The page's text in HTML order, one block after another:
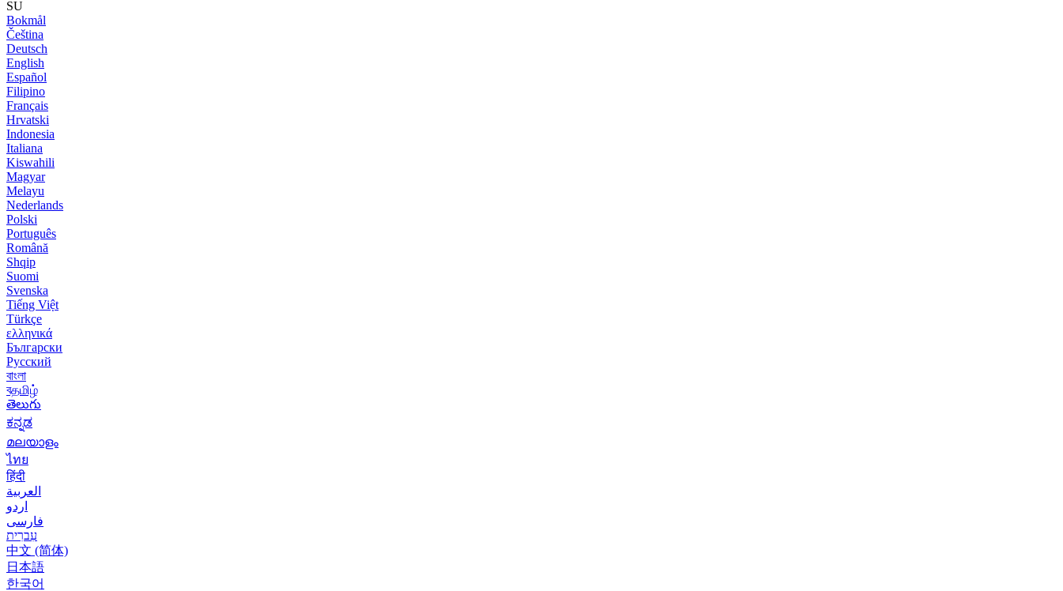
SU
Bokmål
Čeština
Deutsch
English
Español
Filipino
Français
Hrvatski
Indonesia
Italiana
Kiswahili
Magyar
Melayu
Nederlands
Polski
Português
Română
Shqip
Suomi
Svenska
Tiếng Việt
Türkçe
ελληνικά
Български
Русский
বাংলা
বதமிழ்
తెలుగు
ಕನ್ನಡ
മലയാളം
ไทย
हिंदी
العربية
اردو
فارسی
עִברִית
中文 (简体)
日本語
한국어